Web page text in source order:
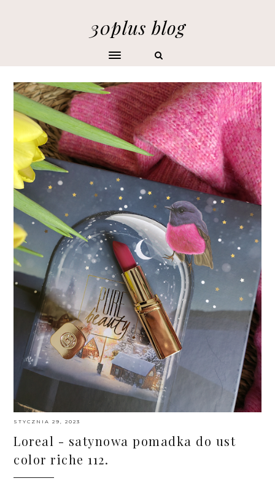
30plus blog
STYCZNIA 29, 2023
Loreal - satynowa pomadka do ust
color riche 112.